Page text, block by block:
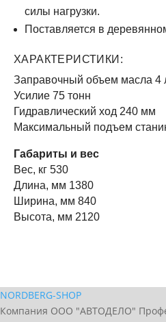
силы нагрузки.
Поставляется в
ХАРАКТЕРИСТИКИ:
Заправочный объем масла 4
Усилие 75 тонн
Гидравлический ход 240 мм
Максимальный подъем
Габариты и вес
Вес, кг 530
Длина, мм 1380
Ширина, мм 840
Высота, мм 2120
NORDBERG-SHOP
Компания ООО "АВТОДЕЛО"